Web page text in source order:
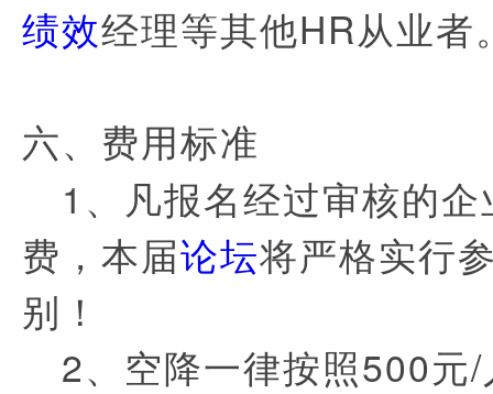
绩效经理等其他HR从业者
六、费用标准
1、凡报名经过审核的企
费，本届论坛将严格实行
别！
2、空降一律按照500元/